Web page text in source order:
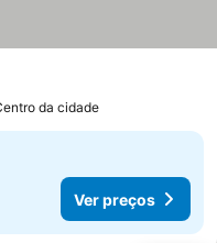
da cidade
Ver preços